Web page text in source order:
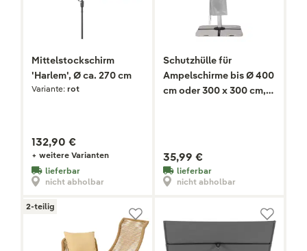
Mittelstockschirm
'Harlem', Ø ca. 270 cm
Variante: rot
132,90 €
+ weitere Varianten
lieferbar
nicht abholbar
Schutzhülle für
Ampelschirme bis Ø 400
cm oder 300 x 300 cm,
35,99 €
lieferbar
nicht abholbar
2-teilig